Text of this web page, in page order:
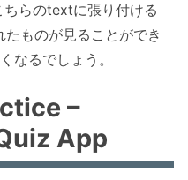
らのtextに張り付ける
ものが見ることができ
なるでしょう。
–
App